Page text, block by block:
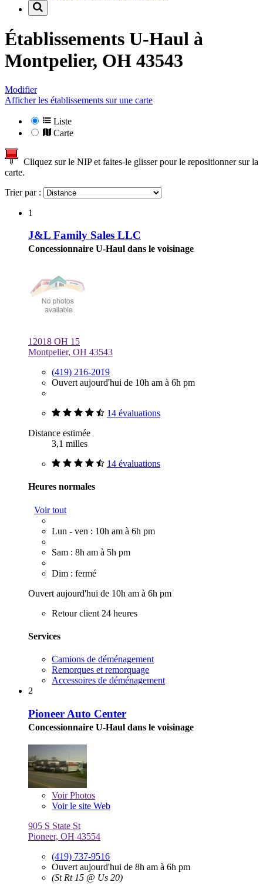
Établissements U-Haul à
Montpelier, OH 43543
Modifier
Afficher les établissements sur une carte
Liste
Carte
Cliquez sur le NIP et faites-le glisser pour le repositionner sur la
carte.
Trier par :
1
J&L Family Sales LLC
Concessionnaire U-Haul dans le voisinage
12018 OH 15
Montpelier, OH 43543
(419) 216-2019
Ouvert aujourd'hui de 10h am à 6h pm
14 évaluations
Distance estimée
3,1 milles
14 évaluations
Heures normales
Voir tout
Lun - ven : 10h am à 6h pm
Sam : 8h am à 5h pm
Dim : fermé
Ouvert aujourd'hui de 10h am à 6h pm
Retour client 24 heures
Services
Camions de déménagement
Remorques et remorquage
Accessoires de déménagement
2
Pioneer Auto Center
Concessionnaire U-Haul dans le voisinage
VoirPhotos
Voir le site Web
905 S State St
Pioneer, OH 43554
(419) 737-9516
Ouvert aujourd'hui de 8h am à 6h pm
(St Rt 15 @ Us 20)